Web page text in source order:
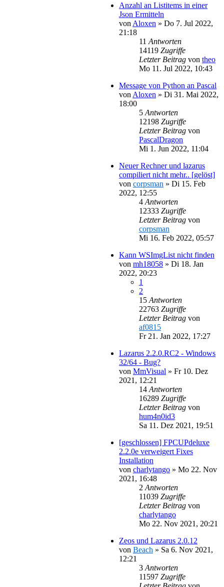
Anzahl an Listitems in einer
Json Ermitteln
von Aloxen » Do 7. Jul 2022,
21:18
11 Antworten
14119 Zugriffe
Letzter Beitrag von theo
Mo 11. Jul 2022, 10:43
Message von Python an Pascal
von Aloxen » Di 31. Mai 2022,
18:00
5 Antworten
12198 Zugriffe
Letzter Beitrag von
PascalDragon
Mi 1. Jun 2022, 11:04
Neuer Rechner und lazarus
compiliert nicht mehr.. [gelöst]
von corpsman » Di 15. Feb
2022, 12:55
4 Antworten
12333 Zugriffe
Letzter Beitrag von
corpsman
Mi 16. Feb 2022, 05:57
Kann WSImgList nicht finden
von mh18058 » Di 18. Jan
2022, 20:23
1
2
15 Antworten
22763 Zugriffe
Letzter Beitrag von
af0815
Fr 21. Jan 2022, 17:27
Lazarus 2.2.0.RC2 - Windows
32/64 - Bug?
von MmVisual » Fr 10. Dez
2021, 12:21
14 Antworten
16289 Zugriffe
Letzter Beitrag von
hum4n0id3
Sa 11. Dez 2021, 19:51
[geschlossen] FPCUPdeluxe
2.2.0e verweigert Fixes
Installation
von charlytango » Mo 22. Nov
2021, 16:48
2 Antworten
11039 Zugriffe
Letzter Beitrag von
charlytango
Mo 22. Nov 2021, 20:21
Zeos und Lazarus 2.0.12
von Beach » Sa 6. Nov 2021,
12:21
3 Antworten
11597 Zugriffe